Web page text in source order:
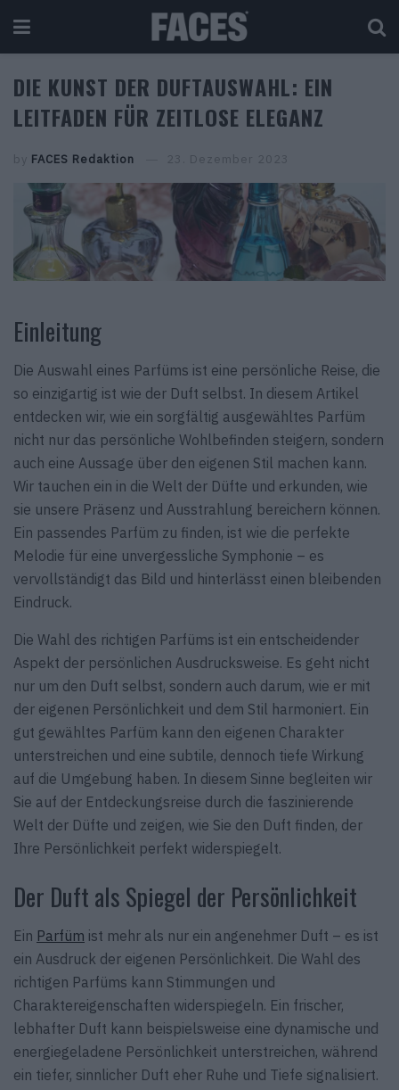
DIE KUNST DER DUFTAUSWAHL: EIN
LEITFADEN FÜR ZEITLOSE ELEGANZ
by FACES Redaktion 23. Dezember 2023
Einleitung
Die Auswahl eines Parfüms ist eine persönliche Reise, die
so einzigartig ist wie der Duft selbst. In diesem Artikel
entdecken wir, wie ein sorgfältig ausgewähltes Parfüm
nicht nur das persönliche Wohlbefinden steigern, sondern
auch eine Aussage über den eigenen Stil machen kann.
Wir tauchen ein in die Welt der Düfte und erkunden, wie
sie unsere Präsenz und Ausstrahlung bereichern können.
Ein passendes Parfüm zu finden, ist wie die perfekte
Melodie für eine unvergessliche Symphonie – es
vervollständigt das Bild und hinterlässt einen bleibenden
Eindruck.
Die Wahl des richtigen Parfüms ist ein entscheidender
Aspekt der persönlichen Ausdrucksweise. Es geht nicht
nur um den Duft selbst, sondern auch darum, wie er mit
der eigenen Persönlichkeit und dem Stil harmoniert. Ein
gut gewähltes Parfüm kann den eigenen Charakter
unterstreichen und eine subtile, dennoch tiefe Wirkung
auf die Umgebung haben. In diesem Sinne begleiten wir
Sie auf der Entdeckungsreise durch die faszinierende
Welt der Düfte und zeigen, wie Sie den Duft finden, der
Ihre Persönlichkeit perfekt widerspiegelt.
Der Duft als Spiegel der Persönlichkeit
Ein Parfüm ist mehr als nur ein angenehmer Duft – es ist
ein Ausdruck der eigenen Persönlichkeit. Die Wahl des
richtigen Parfüms kann Stimmungen und
Charaktereigenschaften widerspiegeln. Ein frischer,
lebhafter Duft kann beispielsweise eine dynamische und
energiegeladene Persönlichkeit unterstreichen, während
ein tiefer, sinnlicher Duft eher Ruhe und Tiefe signalisiert.